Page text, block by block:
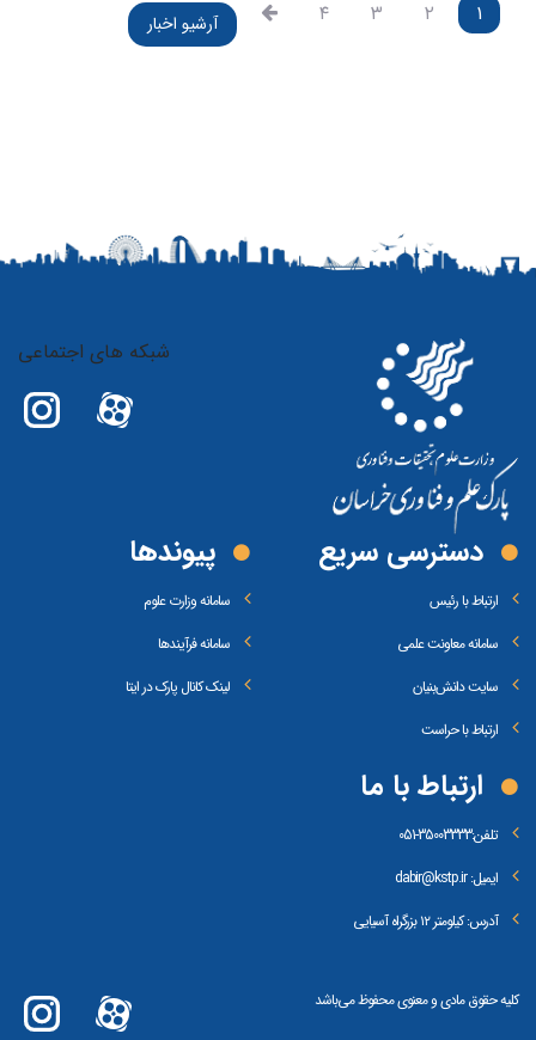
۱ آرشیو اخبار
شبکه های اجتماعی
دسترسی سریع
ارتباط با رئیس
سامانه معاونت علمی
سایت دانش‌بنیان
ارتباط با حراست
پیوند‌ها
سامانه وزارت علوم
سامانه فرآیندها
لینک کانال پارک در ایتا
ارتباط با ما
تلفن:35003333-051
ایمیل: dabir@kstp.ir
آدرس: کیلومتر ۱۲ بزرگراه آسیایی
کلیه حقوق مادی و معنوی محفوظ می‌باشد